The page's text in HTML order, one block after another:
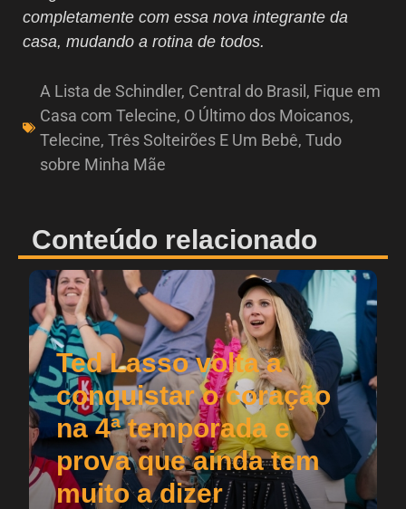
completamente com essa nova integrante da
casa, mudando a rotina de todos.
A Lista de Schindler, Central do Brasil , Fique em
Casa com Telecine, O Último dos Moicanos,
Telecine, Três Solteirões E Um Bebê, Tudo
sobre Minha Mãe
Conteúdo relacionado
Ted Lasso volta a
conquistar o coração
na 4ª temporada e
prova que ainda tem
muito a dizer